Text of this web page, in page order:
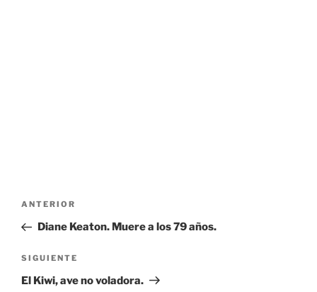
Navegación
entradas
Entrada
anterior:
ANTERIOR
Diane Keaton. Muere a los 79 años.
Siguiente
entrada
SIGUIENTE
El Kiwi, ave no voladora.